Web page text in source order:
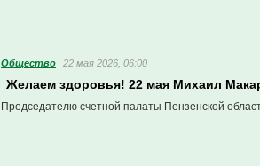
Общество 22 мая 2026, 06:00
Желаем здоровья! 22 мая Михаил
Председателю счетной палаты Пензенской